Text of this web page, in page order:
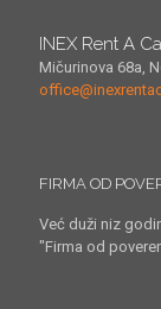
INEX Rent A
Mičurinova 68a,
FIRMA OD
Već duži niz
"Firma od